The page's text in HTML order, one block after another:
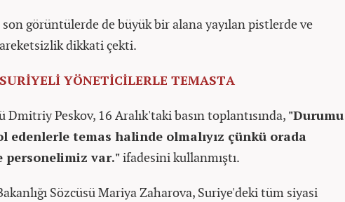
görüntülerde de büyük bir alana yayılan pistlerde ve
dikkati çekti.
YÖNETİCİLERLE TEMASTA
Dmitriy Peskov, 16 Aralık'taki basın toplantısında, "Durumu
edenlerle temas halinde olmalıyız çünkü orada
personelimiz var."ifadesini kullanmıştı.
Sözcüsü Mariya Zaharova, Suriye'deki tüm siyasi